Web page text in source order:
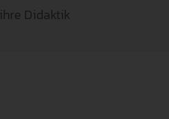
Didaktik